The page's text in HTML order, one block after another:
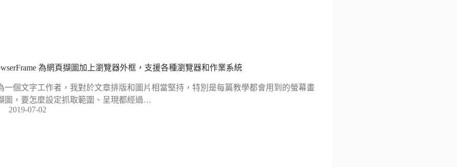
為網頁擷圖加上瀏覽器外框，支援各種瀏覽器和作業系統
一個文字工作者，我對於文章排版和圖片相當堅持，特別是每篇教學都會用到的螢幕畫
圖，要怎麼設定抓取範圍、呈現都經過…
2019-07-02